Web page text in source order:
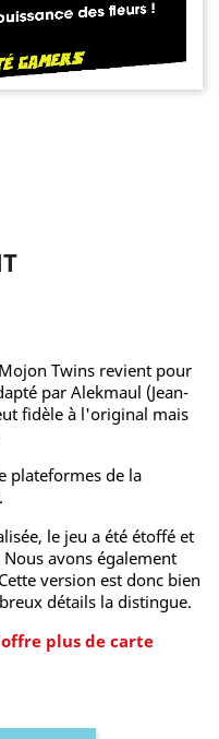
Twins revient pour
par Alekmaul (Jean-
fidèle à l'original mais
plateformes de la
le jeu a été étoffé et
avons également
version est donc bien
détails la distingue.
plus de carte